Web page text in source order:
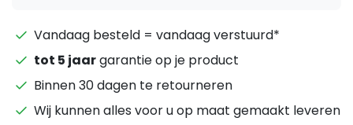
Vandaag besteld = vandaag verstuurd*
tot 5 jaargarantie op je product
Binnen 30 dagen te retourneren
Wij kunnen alles voor u op maat gemaakt leveren